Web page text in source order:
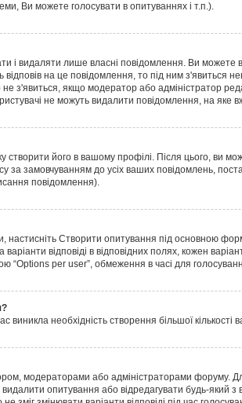
Ви можете голосувати в опитуваннях і т.п.).
видаляти лише власні повідомлення. Ви можете
на це повідомлення, то під ним з'явиться
з'явиться, якщо модератор або адміністратор
не можуть видалити повідомлення, на яке
його в вашому профілі. Після цього, ви
замовчуванням до усіх ваших повідомлень,
повідомлення).
настисніть Створити опитування під основною
відповіді в відповідних полях, кожен
“Options per user”, обмеження в часі для
необхідність створення більшої
модераторами або адміністраторами форуму.
опитування або відредагувати будь-який з